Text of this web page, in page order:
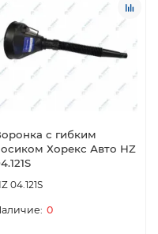
с гибким
Хорекс Авто HZ
04.121S
0